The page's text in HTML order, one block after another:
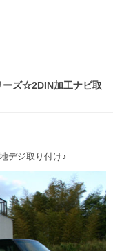
ーズ☆2DIN加工ナビ取
デジ取り付け♪